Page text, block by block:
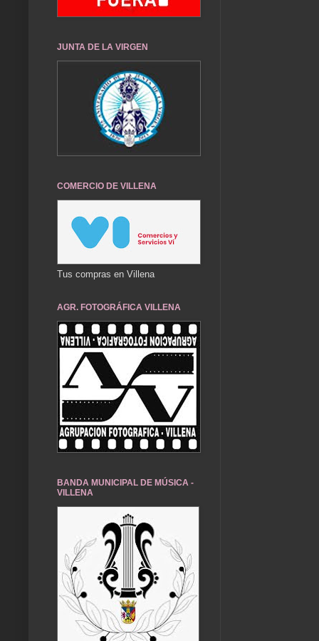
JUNTA DE LA VIRGEN
COMERCIO DE VILLENA
Tus compras en Villena
AGR. FOTOGRÁFICA VILLENA
BANDA MUNICIPAL DE MÚSICA -
VILLENA